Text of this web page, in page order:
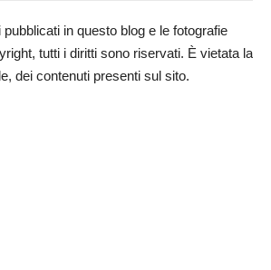
in questo blog e le fotografie
tutti i diritti sono riservati. È vietata la
dei contenuti presenti sul sito.